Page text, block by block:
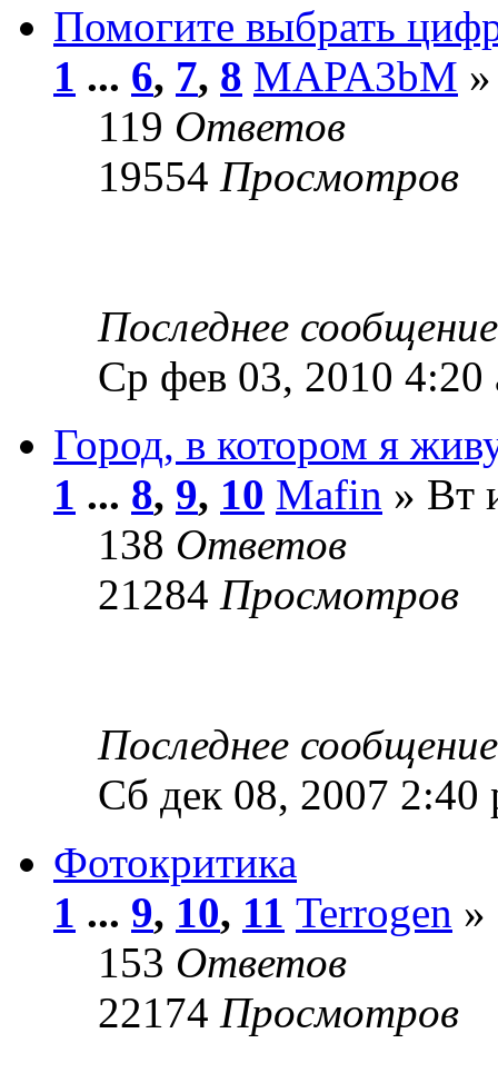
Помогите выбрать
1 ... 6, 7, 8 MAPA3bM
119 Ответов
19554 Просмотров
Последнее
Ср фев 03, 2010 4:20
Город, в котором я
1 ... 8, 9, 10 Mafin » Вт
138 Ответов
21284 Просмотров
Последнее
Сб дек 08, 2007 2:40
Фотокритика
1 ... 9, 10, 11 Terrogen »
153 Ответов
22174 Просмотров